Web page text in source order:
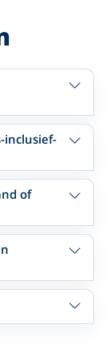
inclusief-
of